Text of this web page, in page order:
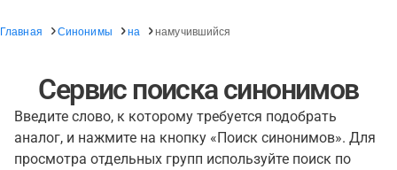
Главная Синонимы на намучившийся
Сервис поиска синонимов
Введите слово, к которому требуется подобрать
аналог, и нажмите на кнопку «Поиск синонимов». Для
просмотра отдельных групп используйте поиск по